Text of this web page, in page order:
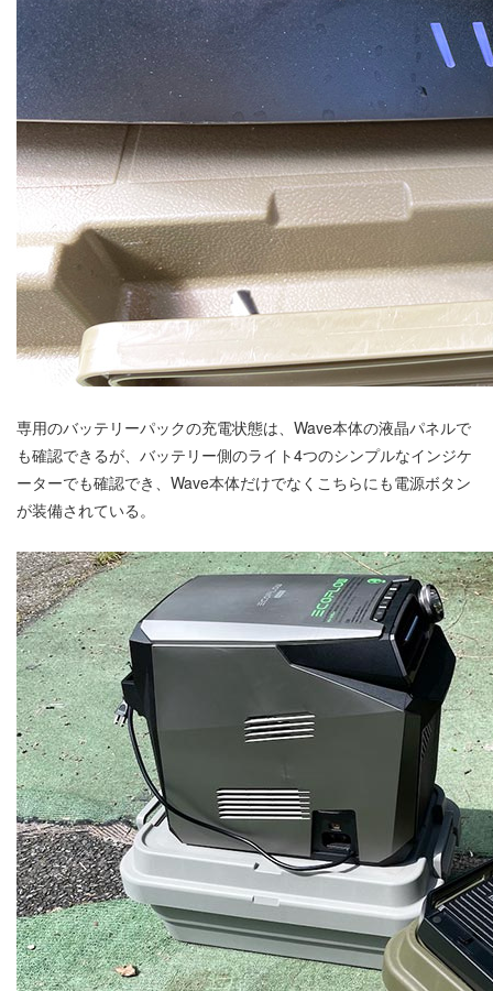
専用のバッテリーパックの充電状態は、Wave本体の液晶パネルで
も確認できるが、バッテリー側のライト4つのシンプルなインジケ
ーターでも確認でき、Wave本体だけでなくこちらにも電源ボタン
が装備されている。